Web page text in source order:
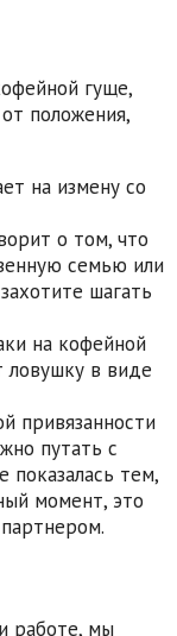
гуще,
положения,
на измену со
о том, что
семью или
шагать
на кофейной
ловушку в виде
привязанности
путать с
показалась тем,
момент, это
работе, мы